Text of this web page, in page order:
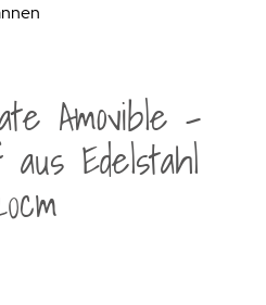
Amovible -
Edelstahl